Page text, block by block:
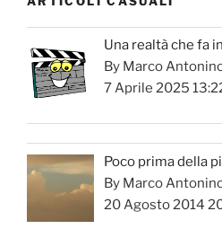
Una realtà che fa
By Marco
7 Aprile 2025
Poco prima della
By Marco
20 Agosto 2014